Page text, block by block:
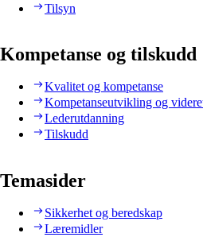
Tilsyn
Kompetanse og tilskudd
Kvalitet og kompetanse
Kompetanseutvikling og
Lederutdanning
Tilskudd
Temasider
Sikkerhet og beredskap
Læremidler